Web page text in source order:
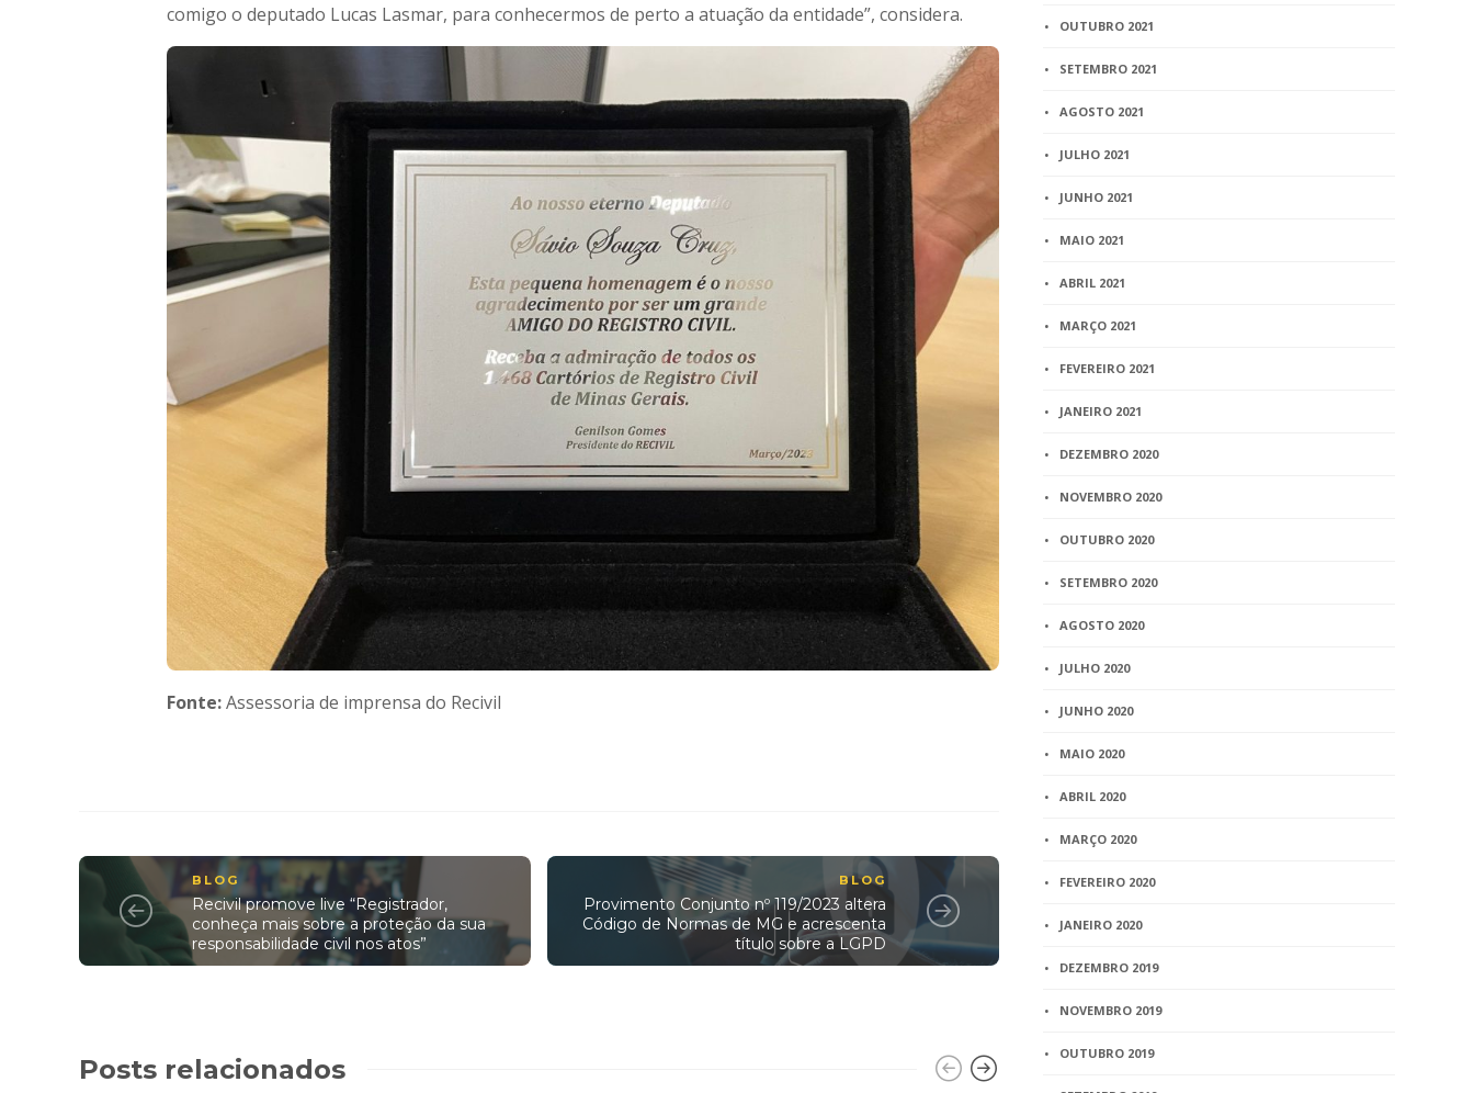
comigo o deputado Lucas Lasmar, para conhecermos de perto a atuação da entidade”, considera.
Fonte:Assessoria de imprensa do Recivil
BLOG
Recivil promove live “Registrador,
conheça mais sobre a proteção da sua
responsabilidade civil nos atos”
BLOG
Provimento Conjunto nº 119/2023 altera
Código de Normas de MG e acrescenta
título sobre a LGPD
Posts relacionados
OUTUBRO 2021
SETEMBRO 2021
AGOSTO 2021
JULHO 2021
JUNHO 2021
MAIO 2021
ABRIL 2021
MARÇO 2021
FEVEREIRO 2021
JANEIRO 2021
DEZEMBRO 2020
NOVEMBRO 2020
OUTUBRO 2020
SETEMBRO 2020
AGOSTO 2020
JULHO 2020
JUNHO 2020
MAIO 2020
ABRIL 2020
MARÇO 2020
FEVEREIRO 2020
JANEIRO 2020
DEZEMBRO 2019
NOVEMBRO 2019
OUTUBRO 2019